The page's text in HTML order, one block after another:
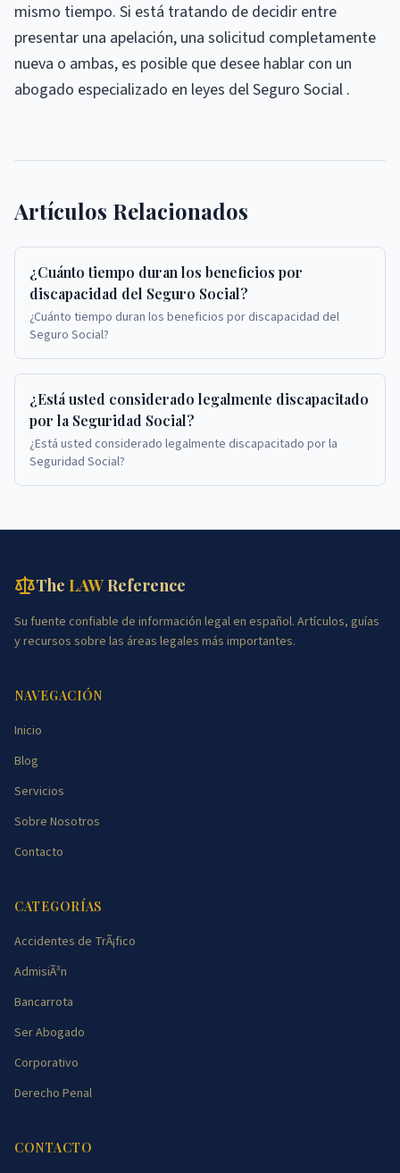
mismo tiempo. Si está tratando de decidir entre
presentar una apelación, una solicitud completamente
nueva o ambas, es posible que desee hablar con un
abogado especializado en leyes del Seguro Social .
Artículos Relacionados
¿Cuánto tiempo duran los beneficios por
discapacidad del Seguro Social?
¿Cuánto tiempo duran los beneficios por discapacidad del
Seguro Social?
¿Está usted considerado legalmente discapacitado
por la Seguridad Social?
¿Está usted considerado legalmente discapacitado por la
Seguridad Social?
The LAWReference
Su fuente confiable de información legal en español. Artículos, guías
y recursos sobre las áreas legales más importantes.
NAVEGACIÓN
Inicio
Blog
Servicios
Sobre Nosotros
Contacto
CATEGORÍAS
Accidentes de TrÃ¡fico
AdmisiÃ³n
Bancarrota
Ser Abogado
Corporativo
Derecho Penal
CONTACTO